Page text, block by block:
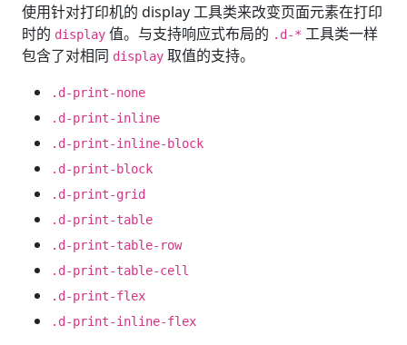
使用针对打印机的 display 工具类来改变页面元素在打印
时的 display 值。与支持响应式布局的 .d-* 工具类一样
包含了对相同 display 取值的支持。
.d-print-none
.d-print-inline
.d-print-inline-block
.d-print-block
.d-print-grid
.d-print-table
.d-print-table-row
.d-print-table-cell
.d-print-flex
.d-print-inline-flex